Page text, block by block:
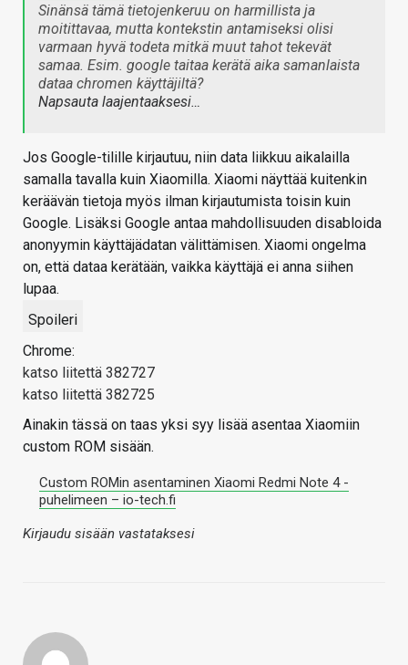
Sinänsä tämä tietojenkeruu on harmillista ja
moitittavaa, mutta kontekstin antamiseksi olisi
varmaan hyvä todeta mitkä muut tahot tekevät
samaa. Esim. google taitaa kerätä aika samanlaista
dataa chromen käyttäjiltä?
Napsauta laajentaaksesi…
Jos Google-tilille kirjautuu, niin data liikkuu aikalailla
samalla tavalla kuin Xiaomilla. Xiaomi näyttää kuitenkin
keräävän tietoja myös ilman kirjautumista toisin kuin
Google. Lisäksi Google antaa mahdollisuuden disabloida
anonyymin käyttäjädatan välittämisen. Xiaomi ongelma
on, että dataa kerätään, vaikka käyttäjä ei anna siihen
lupaa.
Spoileri
Chrome:
katso liitettä 382727
katso liitettä 382725
Ainakin tässä on taas yksi syy lisää asentaa Xiaomiin
custom ROM sisään.
Custom ROMin asentaminen Xiaomi Redmi Note 4 -
puhelimeen – io-tech.fi
Kirjaudu sisään vastataksesi